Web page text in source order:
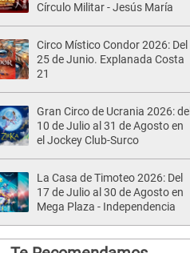
Círculo Militar - Jesús María
Circo Místico Condor 2026: Del
25 de Junio. Explanada Costa
21
Gran Circo de Ucrania 2026: del
10 de Julio al 31 de Agosto en
el Jockey Club-Surco
La Casa de Timoteo 2026: Del
17 de Julio al 30 de Agosto en
Mega Plaza - Independencia